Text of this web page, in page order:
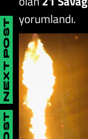
yorumlandı.
NEXT POST